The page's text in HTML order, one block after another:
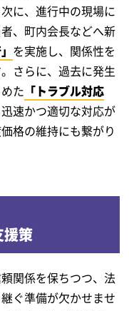
に、進行中の現場に
、町内会長などへ新
を実施し、関係性を
さらに、過去に発生
た 「トラブル対応
速かつ適切な対応が
格の維持にも繋がり
援策
関係を保ちつつ、法
ぐ準備が欠かせませ